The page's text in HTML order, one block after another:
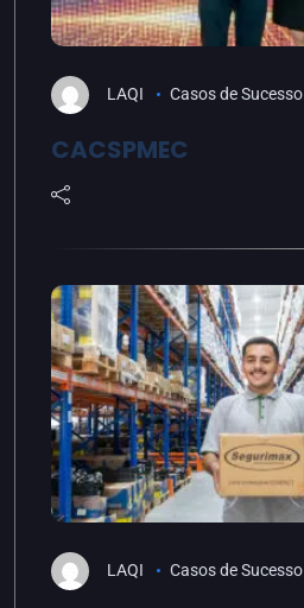
LAQI Casos de Sucesso
CACSPMEC
LAQI Casos de Sucesso